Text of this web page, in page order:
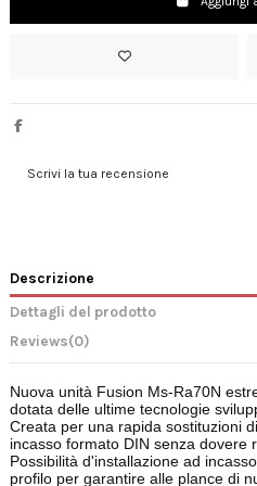
Scrivi la tua recensione
Descrizione
Dettagli del prodotto
Reviews(0)
Nuova unità Fusion Ms-Ra70N
dotata delle ultime tecnologie
Creata per una rapida sostituzioni
incasso formato DIN senza dovere
Possibilità d'installazione ad
profilo per garantire alle plance di